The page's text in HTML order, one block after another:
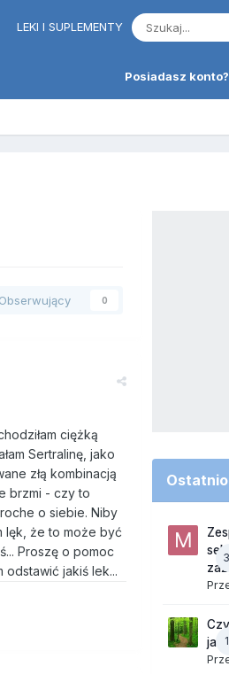
LEKI I SUPLEMENTY
Posiadasz
Obserwujący 0
ciężką
Sertralinę, jako
złą kombinacją
brzmi - czy to
o siebie. Niby
lęk, że to może być
Proszę o pomoc
odstawić jakiś lek...
jak